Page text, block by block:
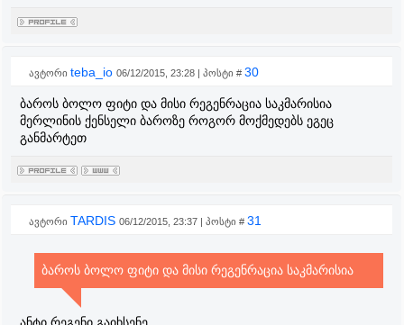
ავტორი teba_io 06/12/2015, 23:28 | პოსტი # 30
ბაროს ბოლო ფიტი და მისი რეგენრაცია საკმარისია
მერლინის ქენსელი ბაროზე როგორ მოქმედებს ეგეც
განმარტეთ
ავტორი TARDIS 06/12/2015, 23:37 | პოსტი # 31
ბაროს ბოლო ფიტი და მისი რეგენრაცია საკმარისია